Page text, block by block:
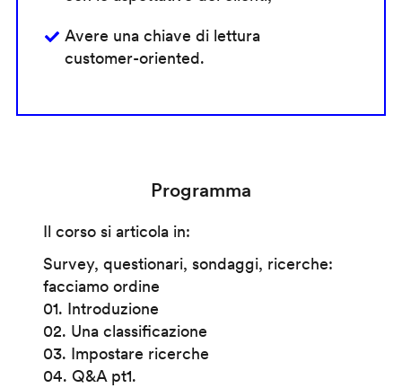
Avere una chiave di lettura
customer-oriented.
Programma
Il corso si articola in:
Survey, questionari, sondaggi, ricerche:
facciamo ordine
01. Introduzione
02. Una classificazione
03. Impostare ricerche
04. Q&A pt1.